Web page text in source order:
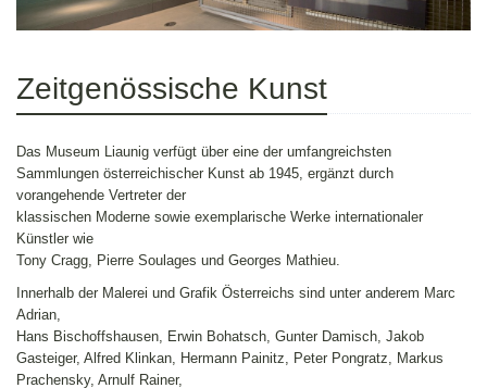
Zeitgenössische Kunst
Das Museum Liaunig verfügt über eine der umfangreichsten
Sammlungen österreichischer Kunst ab 1945, ergänzt durch
vorangehende Vertreter der
klassischen Moderne sowie exemplarische Werke internationaler
Künstler wie
Tony Cragg, Pierre Soulages und Georges Mathieu.
Innerhalb der Malerei und Grafik Österreichs sind unter anderem Marc
Adrian,
Hans Bischoffshausen, Erwin Bohatsch, Gunter Damisch, Jakob
Gasteiger, Alfred Klinkan, Hermann Painitz, Peter Pongratz, Markus
Prachensky, Arnulf Rainer,